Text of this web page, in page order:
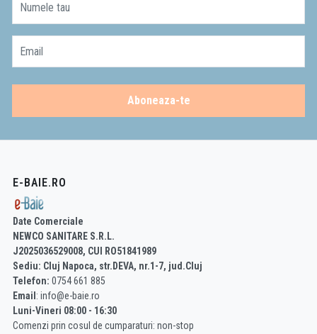
Numele tau
Email
Aboneaza-te
E-BAIE.RO
Date Comerciale
NEWCO SANITARE S.R.L.
J2025036529008, CUI RO51841989
Sediu: Cluj Napoca, str.DEVA, nr.1-7, jud.Cluj
Telefon: 0754 661 885
Email : info@e-baie.ro
Luni-Vineri 08:00 - 16:30
Comenzi prin cosul de cumparaturi: non-stop